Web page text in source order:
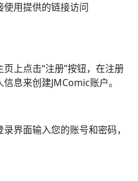
用提供的链接访问
上点击“注册”按钮，在注册
息来创建JMComic账户。
界面输入您的账号和密码，